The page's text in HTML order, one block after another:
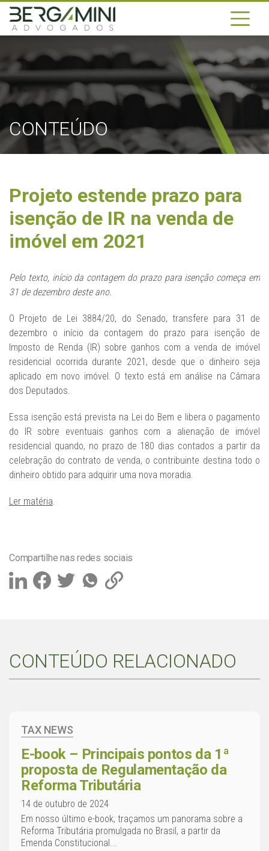
CONTEÚDO
Projeto estende prazo para
isenção de IR na venda de
imóvel em 2021
Pelo texto, início da contagem do prazo para isenção começa em
31 de dezembro deste ano.
O Projeto de Lei 3884/20, do Senado, transfere para 31 de
dezembro o início da contagem do prazo para isenção de
Imposto de Renda (IR) sobre ganhos com a venda de imóvel
residencial ocorrida durante 2021, desde que o dinheiro seja
aplicado em novo imóvel. O texto está em análise na Câmara
dos Deputados.
Essa isenção está prevista na Lei do Bem e libera o pagamento
do IR sobre eventuais ganhos com a alienação de imóvel
residencial quando, no prazo de 180 dias contados a partir da
celebração do contrato de venda, o contribuinte destina todo o
dinheiro obtido para adquirir uma nova moradia.
Ler matéria.
Compartilhe nas redes sociais
CONTEÚDO RELACIONADO
TAX NEWS
E-book – Principais pontos da 1ª
proposta de Regulamentação da
Reforma Tributária
14 de outubro de 2024
Em nosso último e-book, traçamos um panorama sobre a
Reforma Tributária promulgada no Brasil, a partir da
Emenda Constitucional...